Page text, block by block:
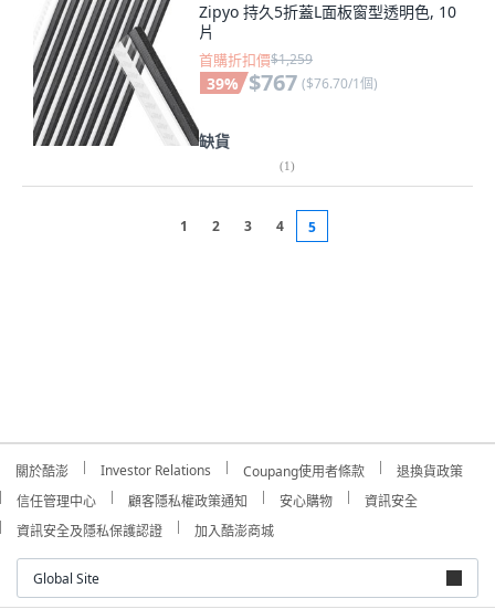
Zipyo 持久5折蓋L面板窗型透明色, 10
片
首購折扣價$1,259
39% $767 ($76.70/1個)
缺貨
(1)
1 2 3 4 5
關於酷澎 Investor Relations Coupang使用者條款
退換貨政策
信任管理中心
顧客隱私權政策通知 安心購物
資訊安全
資訊安全及隱私保護認證
加入酷澎商城
Global Site